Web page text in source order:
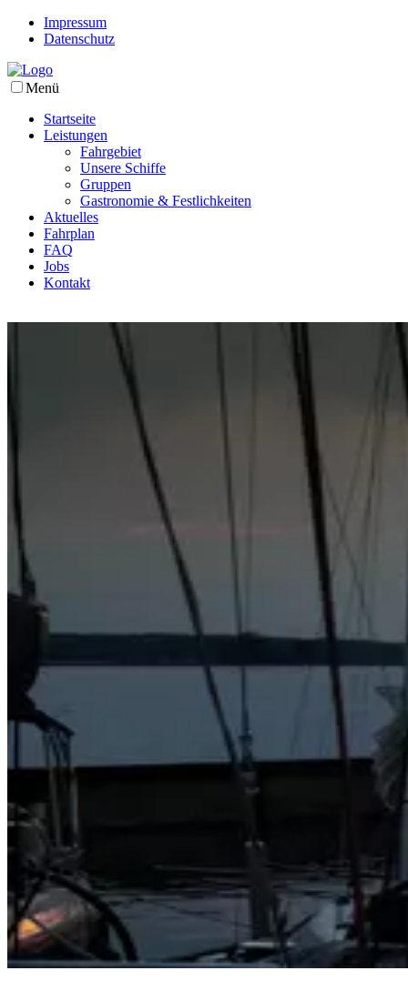
Impressum
Datenschutz
Menü
Startseite
Leistungen
Fahrgebiet
Unsere Schiffe
Gruppen
Gastronomie & Festlichkeiten
Aktuelles
Fahrplan
FAQ
Jobs
Kontakt